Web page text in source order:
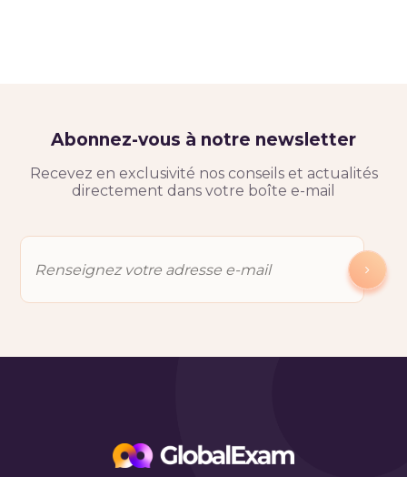
Abonnez-vous à notre newsletter
Recevez en exclusivité nos conseils et actualités
directement dans votre boîte e-mail